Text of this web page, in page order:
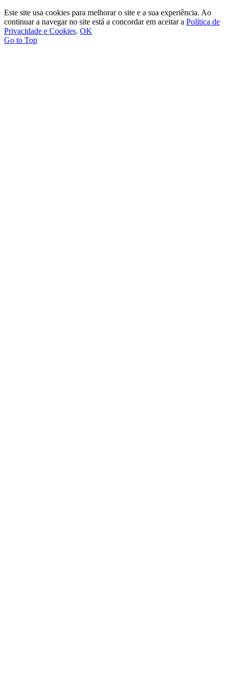
Este site usa cookies para melhorar o site e a sua experiência. Ao
continuar a navegar no site está a concordar em aceitar a Política de
Privacidade e Cookies. OK
Go to Top